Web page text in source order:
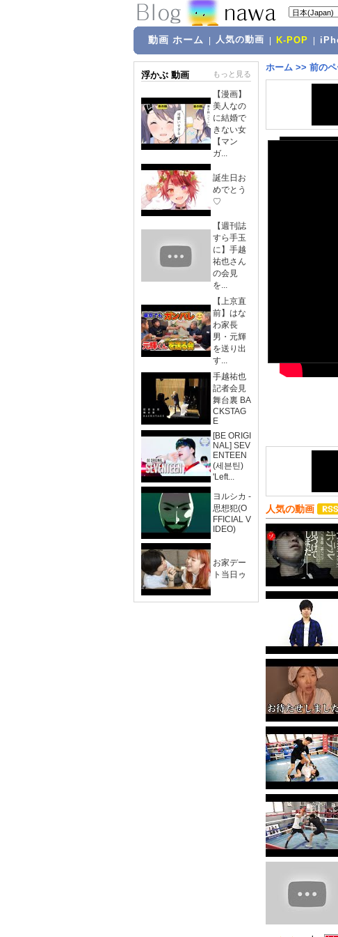
動画 ホーム 人気の動画 K-POP
浮かぶ 動画 もっと見る
【漫画】
美人なの
に結婚で
きない女
【マン
ガ...
誕生日お
めでとう
♡
【週刊誌
すら手玉
に】手越
祐也さん
の会見
を...
【上京直
前】はな
わ家長
男・元輝
を送り出
す...
手越祐也
記者会見
舞台裏 BA
CKSTAG
E
[BE ORIGI
NAL] SEV
ENTEEN
(세븐틴)
'Left...
ヨルシカ -
思想犯(O
FFICIAL V
IDEO)
お家デー
ト当日ゥ
ホーム >> 前の
人気の動画